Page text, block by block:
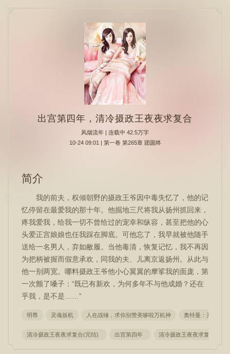
出宫第四年，清冷摄政王夜夜求复合
风烟流年 | 连载中 42.5万字
10-24 09:01 | 第一卷 第265章 团圆终
简介
我的前夫，权倾朝野的摄政王爷因中毒失忆了，他的记
忆停留在最爱我的那十年。他掘地三尺将我从扬州抓回来，
疼我爱我，给我一切不曾给过的宠幸和纵容，甚至把他的心
头爱正宫娘娘也任我踩在脚底。可他忘了，我早就被他随手
送给一名男人，弃如敝履。当他毒清，恢复记忆，我不再因
为把柄被握而假意承欢，同我的夫、儿离京返扬州。从此与
他一别两宽。哪料摄政王爷他小心翼翼的摩挲我的面庞，第
一次颤了嗓子：“既已有新欢，为何多年不与他成婚？还在
乎我，是不是……”
明尊 灵魂扳机 人在战锤，求你别赞美哆啦万机神 奥特曼：开门啊
清冷摄政王夜夜求复合(完结) 出宫第四年 清冷摄政王夜夜求复合二